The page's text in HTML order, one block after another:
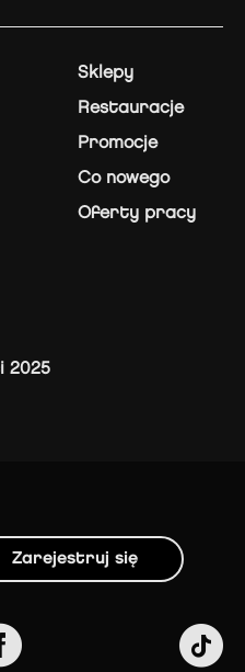
Sklepy
Restauracje
Promocje
Co nowego
Oferty pracy
2025
Zarejestruj się